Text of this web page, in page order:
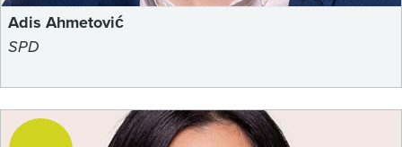
Adis Ahmetović
SPD